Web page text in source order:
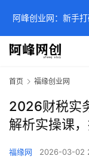
首页 福缘创业网
2026财税实
解析实操课
福缘网 2026-03-02
阿峰创业网：新手